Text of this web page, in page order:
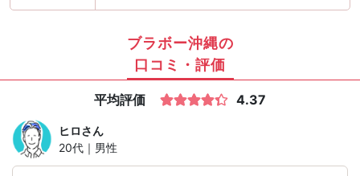
ブラボー沖縄の
口コミ・評価
平均評価 4.37
ヒロさん
20代｜男性